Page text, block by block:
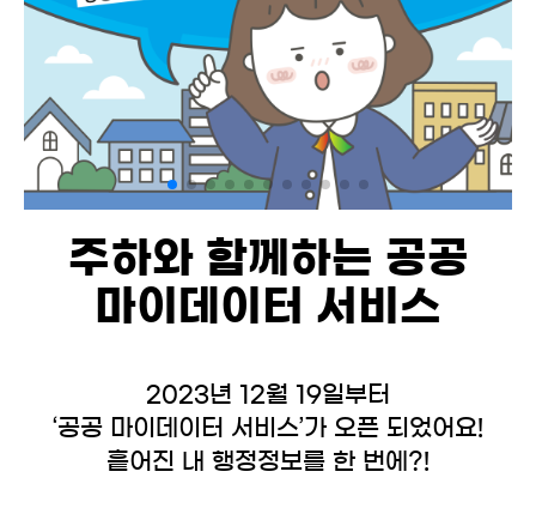
주하와 함께하는 공공
마이데이터 서비스
2023년 12월 19일부터
‘공공 마이데이터 서비스’가 오픈 되었어요!
흩어진 내 행정정보를 한 번에?!